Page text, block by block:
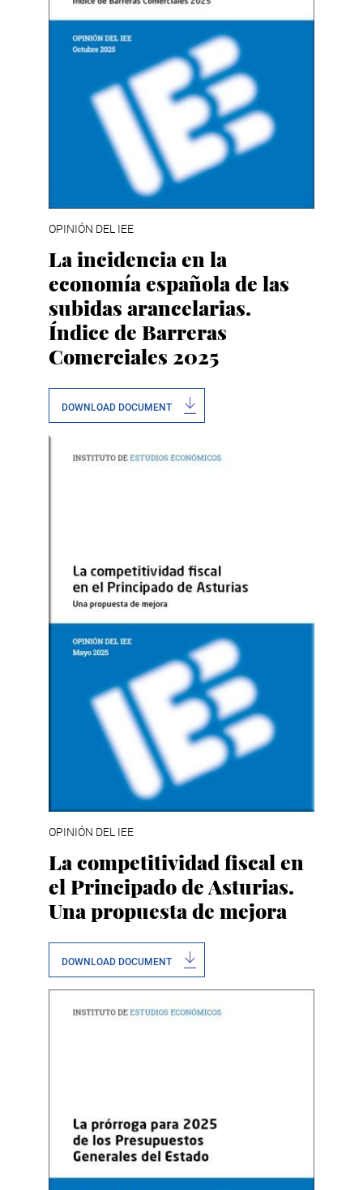
OPINIÓN DEL IEE
La incidencia en la
economía española de las
subidas arancelarias.
Índice de Barreras
Comerciales 2025
DOWNLOAD DOCUMENT
OPINIÓN DEL IEE
La competitividad fiscal en
el Principado de Asturias.
Una propuesta de mejora
DOWNLOAD DOCUMENT